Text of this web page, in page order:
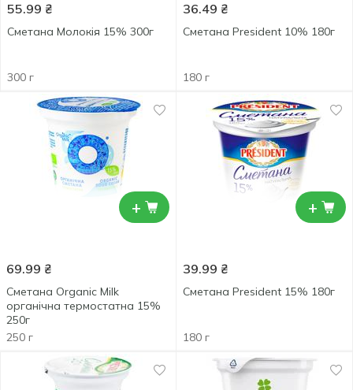
55.99 ₴
Сметана Молокія 15% 300г
300 г
36.49 ₴
Сметана President 10% 180г
180 г
+
69.99 ₴
Сметана Organic Milk
органічна термостатна 15%
250г
250 г
+
39.99 ₴
Сметана President 15% 180г
180 г